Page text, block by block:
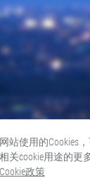
网站使用的Cookies
相关cookie用途的更
Cookie政策